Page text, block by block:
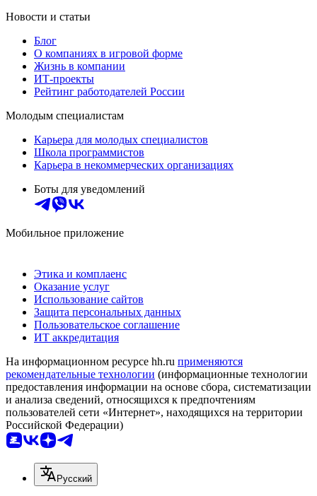
Новости и статьи
Блог
О компаниях в игровой форме
Жизнь в компании
ИТ-проекты
Рейтинг работодателей России
Молодым специалистам
Карьера для молодых специалистов
Школа программистов
Карьера в некоммерческих организациях
Боты для уведомлений
Мобильное приложение
Этика и комплаенс
Оказание услуг
Использование сайтов
Защита персональных данных
Пользовательское соглашение
ИТ аккредитация
На информационном ресурсе hh.ru применяются
рекомендательные технологии (информационные технологии
предоставления информации на основе сбора, систематизации
и анализа сведений, относящихся к предпочтениям
пользователей сети «Интернет», находящихся на территории
Российской Федерации)
Русский